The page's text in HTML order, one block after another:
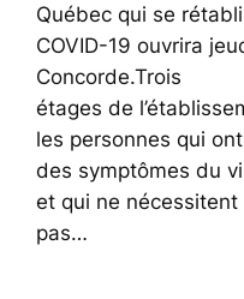
Québec qui se
COVID-19 ouvrira
Concorde.Trois
étages de
les personnes qui ont
des symptômes du
et qui ne nécessitent
pas…